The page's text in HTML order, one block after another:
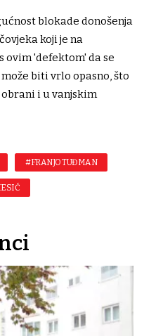
blokade donošenja
koji je na
'defektom' da se
biti vrlo opasno, što
i u vanjskim
#FRANJO TUĐMAN